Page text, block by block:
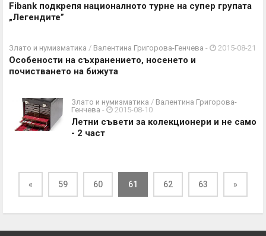
Fibank подкрепя националното турне на супер групата
„Легендите”
Злато и нумизматика / Валентина Григорова-Генчева - 2015-08-21
Особености на съхранението, носенето и
почистването на бижута
Злато и нумизматика / Валентина Григорова-
Генчева - 2015-08-10
Летни съвети за колекционери и не само
- 2 част
« 59 60 61 62 63 »